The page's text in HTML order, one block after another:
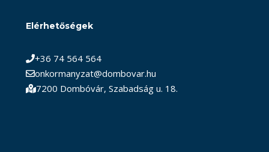
Elérhetőségek
+36 74 564 564
onkormanyzat@dombovar.hu
7200 Dombóvár, Szabadság u. 18.